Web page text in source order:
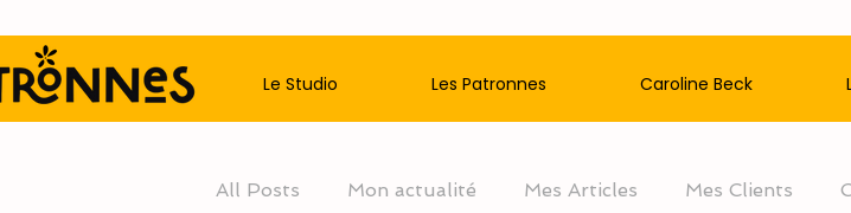
Le Studio Les Patronnes Caroline Beck
All Posts Mon actualité Mes Articles Mes Clients